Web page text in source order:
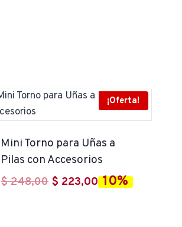
¡Oferta!
Mini Torno para Uñas a
Pilas con Accesorios
$248,00 El
$ 223,00El10%